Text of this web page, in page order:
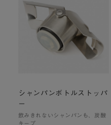
シャンパンボトルストッパ
ー
飲みきれないシャンパンも、炭酸
キープ